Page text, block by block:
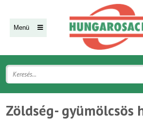
Menü
Zöldség- gyümölcsös